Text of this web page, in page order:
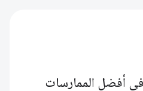
أفضل الممارسات